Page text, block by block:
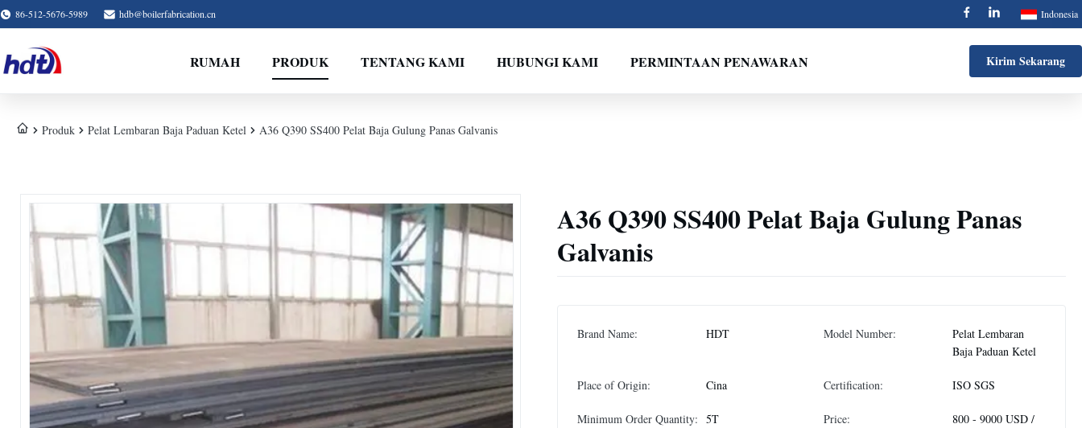
86-512-5676-5989 hdb@boilerfabrication.cn Indonesia
RUMAH PRODUK TENTANG KAMI HUBUNGI KAMI PERMINTAAN PENAWARAN Kirim Sekarang
Produk Pelat Lembaran Baja Paduan Ketel A36 Q390 SS400 Pelat Baja Gulung Panas Galvanis
A36 Q390 SS400 Pelat Baja Gulung Panas
Galvanis
Brand Name: HDT Model Number:
Pelat Lembaran
Baja Paduan Ketel
Place of Origin: Cina Certification: ISO SGS
Minimum Order Quantity: 5T Price:
800 - 9000 USD /